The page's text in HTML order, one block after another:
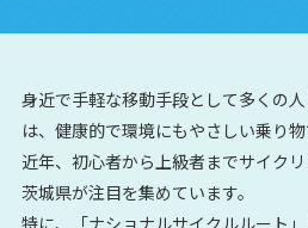
身近で手軽な移動手段として多くの
は、健康的で環境にもやさしい乗り物
近年、初心者から上級者までサイクリ
茨城県が注目を集めています。
特に、「ナショナルサイクルルート